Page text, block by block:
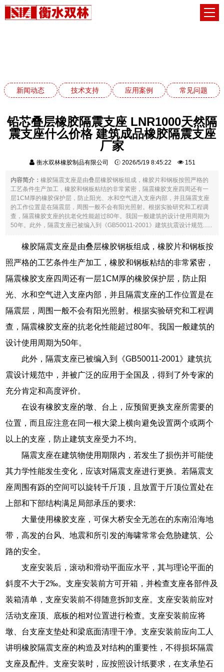
新闻动态 技术支持 应用案例 常见问题
铅芯叠层橡胶隔震支座 LNR1000天然隔
震支座什么价格 建筑成品橡胶隔震支座
厂家
衡水双林橡胶制品有限公司 2026/5/19 8:45:22 151
内容简介：橡胶隔震支座是由叠层橡胶钢板组成，橡胶片和钢板按照严格的
工艺条件生产加工，橡胶和钢板粘结的非常紧密，隔震橡胶支座四周还有一
层1CM厚的橡胶保护层，防止阳光、水和空气进入支座内部，并且隔震支座
的工作位置是在隔震层，周围一般不会有阳光照射。根据实验研究和工程调
查，隔震橡胶支座的抗老化性能超过80年。我国一般建筑的设计使用周期为
50年。此外，隔震支座已被编入到《GB50011-2001》建筑抗震设计规范......
橡胶隔震支座是由叠层橡胶钢板组成，橡胶片和钢板按
照严格的工艺条件生产加工，橡胶和钢板粘结的非常紧密，
隔震橡胶支座四周还有一层1CM厚的橡胶保护层，防止阳
光、水和空气进入支座内部，并且隔震支座的工作位置是在
隔震层，周围一般不会有阳光照射。根据实验研究和工程调
查，隔震橡胶支座的抗老化性能超过80年。我国一般建筑的
设计使用周期为50年。
此外，隔震支座已被编入到《GB50011-2001》建筑抗
震设计规范中，并被广泛的应用于全国及，得到了外专家的
充分肯定和高度评价。
在设有橡胶支座的墩、台上，应预留更换支座所需要的
位置，而且应注意在同一根大梁上横向避免设置两个或两个
以上的支座，防止建筑支座受力不均。
隔震支座在建筑物使用期限内，若发生了损伤并可能使
其力学性能发生变化，应该对隔震支座进行更换。若隔震支
座周围有跞的空间可以旋转千斤顶，且放置于斤顶位置处在
上部和下部结构满足局部承压的要求:
大量使用橡胶支座，可保大桥安全无恙在的东南沿海地
带，高发的台风、地震和所引发的海啸常常会危胁建筑、公
路的安全。
支座安装后，滚动和滑动平面应水平，其与理论平面的
斜度不大于2‰。支座安装前方可开箱，并检查支座各部件及
装箱清单，支座安装前不得随意拆卸支座。支座安装前应对
活动支座顶、底板的相对位置进行检查。支座安装前应将
墩、台支座支垫处和梁底面清理干净。支座安装前应向工人
讲明橡胶隔震支座的构造及对结构的重要性，不得损坏隔震
支座及配件。支座安装时，应按照设计纸要求，在支承垫石